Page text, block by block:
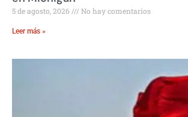
5 de agosto, 2026 No hay comentarios
Leer más »